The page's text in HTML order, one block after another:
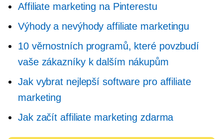
Affiliate marketing na Pinterestu
Výhody a nevýhody affiliate marketingu
10 věrnostních programů, které povzbudí
vaše zákazníky k dalším nákupům
Jak vybrat nejlepší software pro affiliate
marketing
Jak začít affiliate marketing zdarma